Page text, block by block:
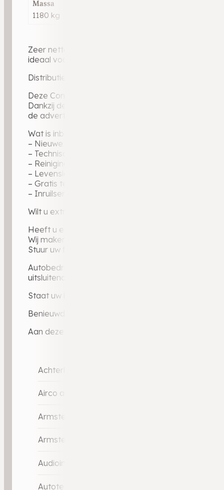
Massa
1180 kg
Zeer nette en rijk uitgeruste Volkswagen Golf
ideaal voor zowel gezinnen als zakelijke rijders.
Distributie riem is vernieuwd en recent grote beurt
Deze Comfortline is voorzien van onder andere
Dankzij de efficiënte 1.0 TSI-motor, het hoge
de advertentie.
Wat is inbegrepen bij de aflevering?
– Nieuwe APK-keuring, zodat u direct de weg op
– Technische voertuigcheck voor optimale
– Reiniging binnen en buiten
– Levenslange garantie op geleverde tellerstand
– Gratis tenaamstelling
– Inruilservice bij overstap naar uw volgende auto
Wilt u extra zekerheid? Ons uitgebreide BOVAG-
Heeft u een auto in te ruilen?
Wij maken graag een vrijblijvende inruilwaarde voor
Stuur uw foto’s via WhatsApp naar 0546 – 721 024
Autobedrijf Weldam — BOVAG-dealer sinds 2010,
uitsluitend via dealerkanalen: elke auto
Staat uw ideale auto er niet bij? Via ons
Benieuwd naar ervaringen van andere klanten?
Aan deze advertentie kunnen geen rechten
Achterbank in delen neerklapbaar
Airco automatisch
Armsteun achter
Armsteun voor
Audioinstallatie met CD-speler
Autotelefoonvoorbereiding met Bluetooth